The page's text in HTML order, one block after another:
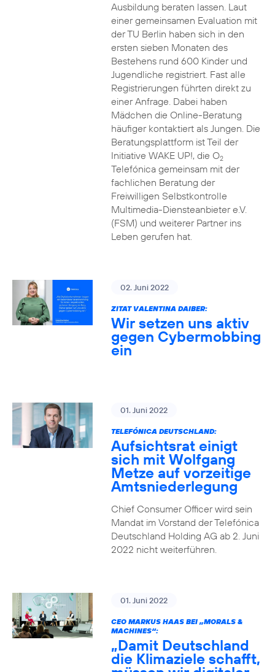
Ausbildung beraten lassen. Laut
einer gemeinsamen Evaluation mit
der TU Berlin haben sich in den
ersten sieben Monaten des
Bestehens rund 600 Kinder und
Jugendliche registriert. Fast alle
Registrierungen führten direkt zu
einer Anfrage. Dabei haben
Mädchen die Online-Beratung
häufiger kontaktiert als Jungen. Die
Beratungsplattform ist Teil der
Initiative WAKE UP!, die O2
Telefónica gemeinsam mit der
fachlichen Beratung der
Freiwilligen Selbstkontrolle
Multimedia-Diensteanbieter e.V.
(FSM) und weiterer Partner ins
Leben gerufen hat.
02. Juni 2022
ZITAT VALENTINA DAIBER:
Wir setzen uns aktiv
gegen Cybermobbing
ein
01. Juni 2022
TELEFÓNICA DEUTSCHLAND:
Aufsichtsrat einigt
sich mit Wolfgang
Metze auf vorzeitige
Amtsniederlegung
Chief Consumer Officer wird sein
Mandat im Vorstand der Telefónica
Deutschland Holding AG ab 2. Juni
2022 nicht weiterführen.
01. Juni 2022
CEO MARKUS HAAS BEI „MORALS &
MACHINES“:
„Damit Deutschland
die Klimaziele schafft,